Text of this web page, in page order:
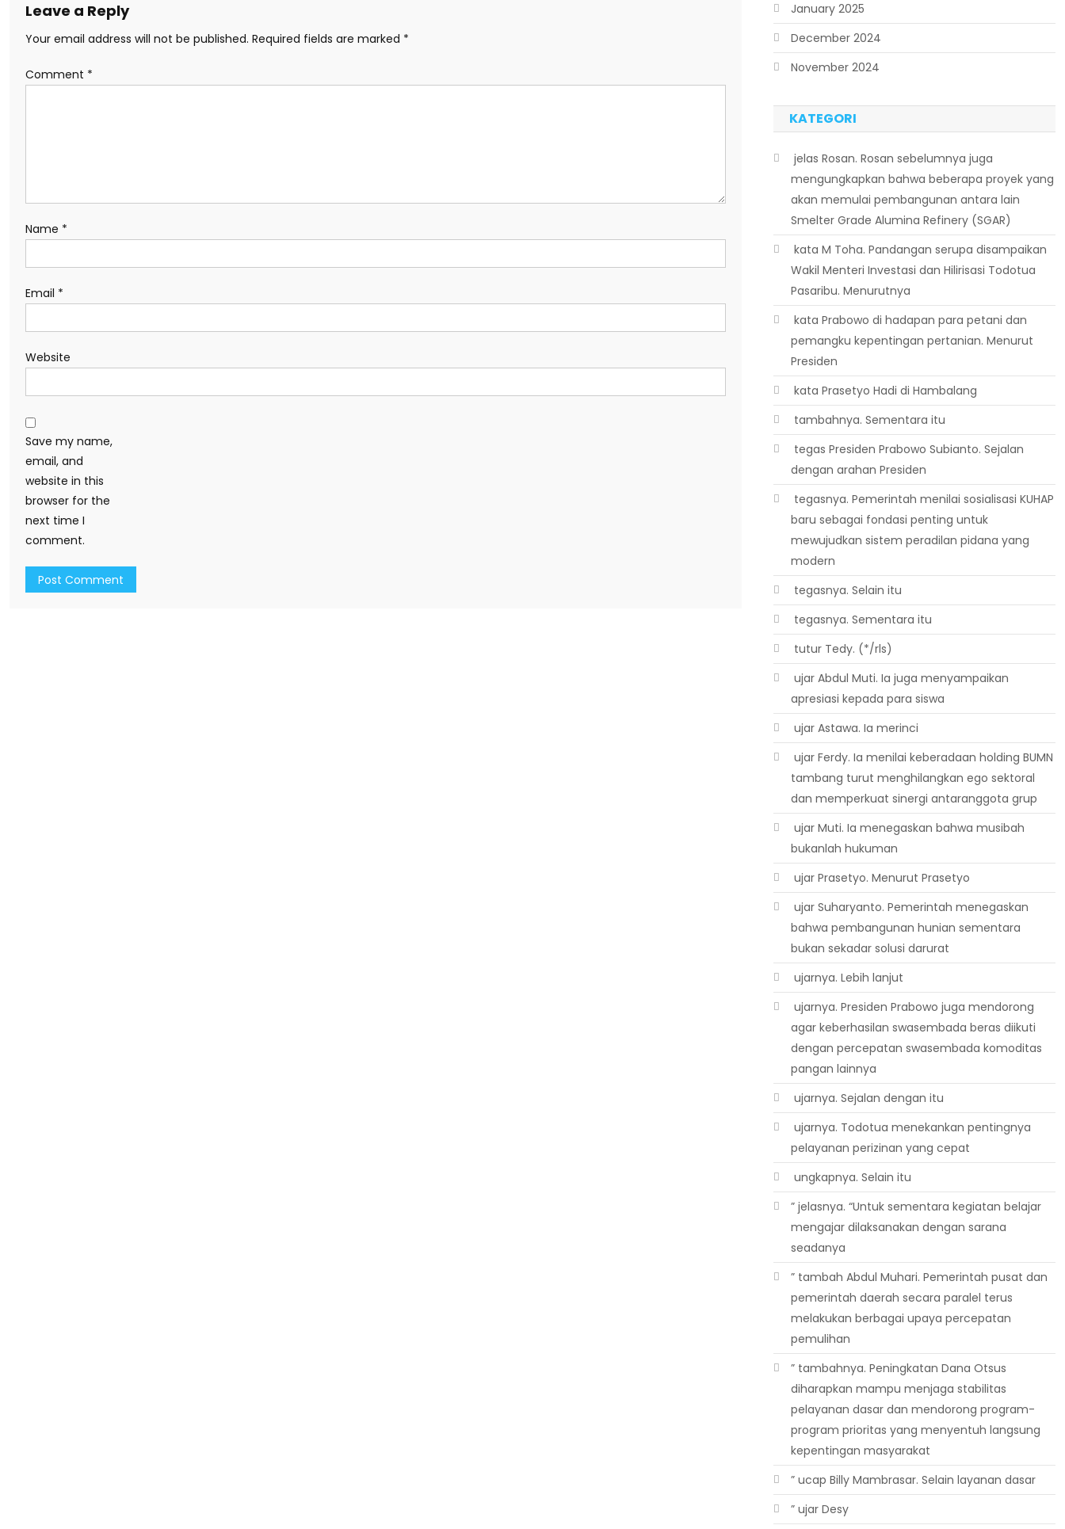
Leave a Reply
Your email address will not be published. Required fields are marked *
Comment *
Name *
Email *
Website
Save my name,
email, and
website in this
browser for the
next time I
comment.
January 2025
December 2024
November 2024
KATEGORI
 jelas Rosan. Rosan sebelumnya juga
mengungkapkan bahwa beberapa proyek yang
akan memulai pembangunan antara lain
Smelter Grade Alumina Refinery (SGAR)
 kata M Toha. Pandangan serupa disampaikan
Wakil Menteri Investasi dan Hilirisasi Todotua
Pasaribu. Menurutnya
 kata Prabowo di hadapan para petani dan
pemangku kepentingan pertanian. Menurut
Presiden
 kata Prasetyo Hadi di Hambalang
 tambahnya. Sementara itu
 tegas Presiden Prabowo Subianto. Sejalan
dengan arahan Presiden
 tegasnya. Pemerintah menilai sosialisasi KUHAP
baru sebagai fondasi penting untuk
mewujudkan sistem peradilan pidana yang
modern
 tegasnya. Selain itu
 tegasnya. Sementara itu
 tutur Tedy. (*/rls)
 ujar Abdul Muti. Ia juga menyampaikan
apresiasi kepada para siswa
 ujar Astawa. Ia merinci
 ujar Ferdy. Ia menilai keberadaan holding BUMN
tambang turut menghilangkan ego sektoral
dan memperkuat sinergi antaranggota grup
 ujar Muti. Ia menegaskan bahwa musibah
bukanlah hukuman
 ujar Prasetyo. Menurut Prasetyo
 ujar Suharyanto. Pemerintah menegaskan
bahwa pembangunan hunian sementara
bukan sekadar solusi darurat
 ujarnya. Lebih lanjut
 ujarnya. Presiden Prabowo juga mendorong
agar keberhasilan swasembada beras diikuti
dengan percepatan swasembada komoditas
pangan lainnya
 ujarnya. Sejalan dengan itu
 ujarnya. Todotua menekankan pentingnya
pelayanan perizinan yang cepat
 ungkapnya. Selain itu
” jelasnya. “Untuk sementara kegiatan belajar
mengajar dilaksanakan dengan sarana
seadanya
” tambah Abdul Muhari. Pemerintah pusat dan
pemerintah daerah secara paralel terus
melakukan berbagai upaya percepatan
pemulihan
” tambahnya. Peningkatan Dana Otsus
diharapkan mampu menjaga stabilitas
pelayanan dasar dan mendorong program-
program prioritas yang menyentuh langsung
kepentingan masyarakat
” ucap Billy Mambrasar. Selain layanan dasar
” ujar Desy